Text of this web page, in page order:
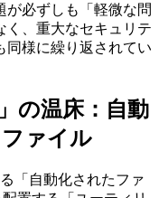
が必ずしも「軽微な問
く、重大なセキュリテ
同様に繰り返されてい
の温床：自動
ァイル
「自動化されたファ